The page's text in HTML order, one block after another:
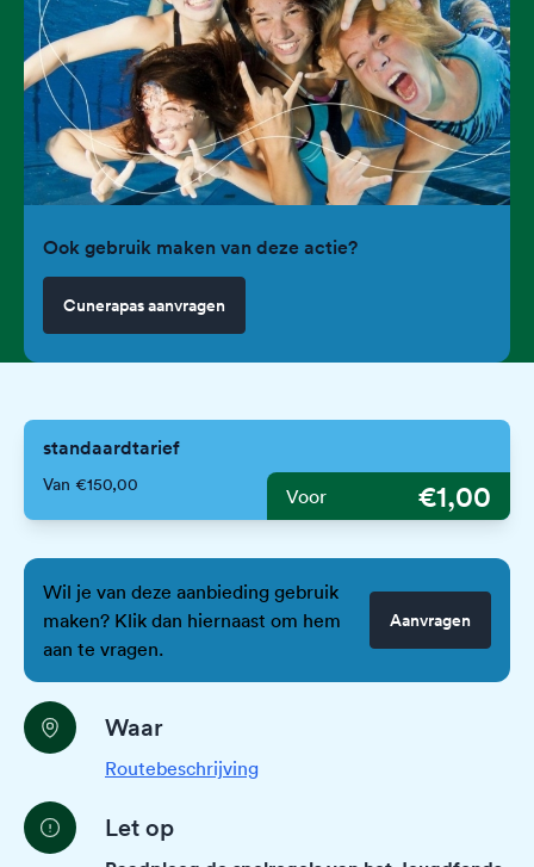
Ook gebruik maken van deze actie?
Cunerapas aanvragen
standaardtarief
Van €150,00 Voor €1,00
Wil je van deze aanbieding gebruik
maken? Klik dan hiernaast om hem
aan te vragen.
Aanvragen
Waar
Routebeschrijving
Let op